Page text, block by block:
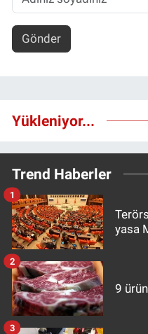
Gönder
Yükleniyor...
Trend Haberler
yasa
1
9
2
3